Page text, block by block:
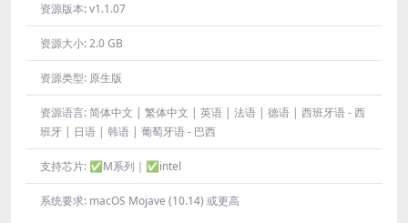
资源版本:v1.1.07
资源大小:2.0 GB
资源类型: 原生版
资源语言:简体中文 | 繁体中文 | 英语 | 法语 | 德语 | 西班牙语 - 西
班牙 | 日语 | 韩语 | 葡萄牙语 - 巴西
支持芯片: ✅M系列｜✅intel
系统要求: macOS Mojave (10.14) 或更高